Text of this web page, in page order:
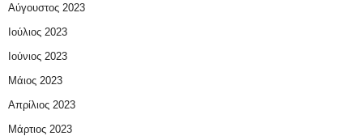
Αύγουστος 2023
Ιούλιος 2023
Ιούνιος 2023
Μάιος 2023
Απρίλιος 2023
Μάρτιος 2023